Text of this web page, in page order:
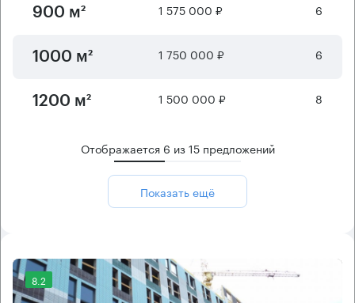
900 м² 1 575 000 ₽ 6
1000 м² 1 750 000 ₽ 6
1200 м² 1 500 000 ₽ 8
Отображается 6 из15предложений
Показать ещё
8.2